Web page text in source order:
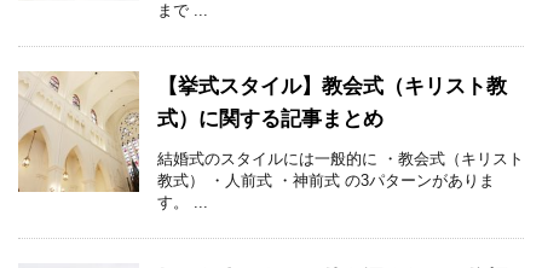
まで ...
【挙式スタイル】教会式（キリスト教
式）に関する記事まとめ
結婚式のスタイルには一般的に ・教会式（キリスト
教式） ・人前式 ・神前式 の3パターンがありま
す。 ...